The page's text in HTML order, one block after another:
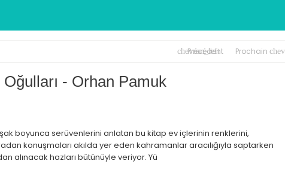
chevron_left
Précédent Prochain
- Orhan Pamuk
boyunca serüvenlerini anlatan bu kitap ev içlerinin renklerini,
konuşmaları akılda yer eden kahramanlar aracılığıyla saptarken
alınacak hazları bütünüyle veriyor. Yü